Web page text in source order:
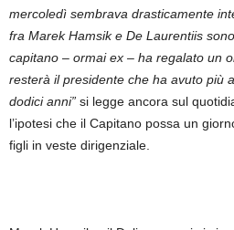
mercoledì sembrava drasticamente
fra Marek Hamsik e De Laurentiis
capitano – ormai ex – ha regalato un
resterà il presidente che ha avuto più
dodici anni” si legge ancora sul
l’ipotesi che il Capitano possa un
figli in veste dirigenziale.